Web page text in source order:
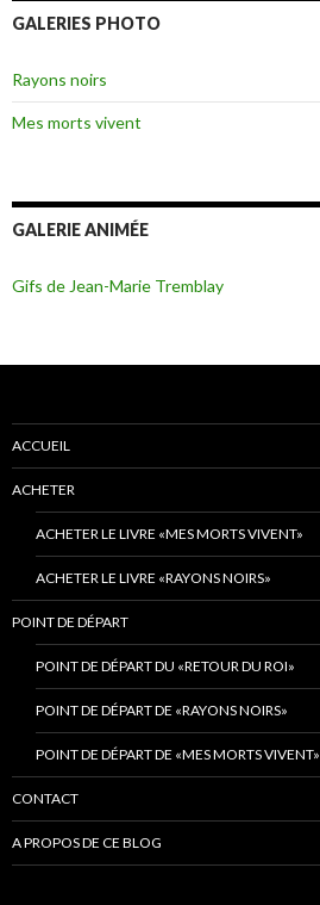
GALERIES PHOTO
Rayons noirs
Mes morts vivent
GALERIE ANIMÉE
Gifs de Jean-Marie Tremblay
ACCUEIL
ACHETER
ACHETER LE LIVRE «MES MORTS VIVENT»
ACHETER LE LIVRE «RAYONS NOIRS»
POINT DE DÉPART
POINT DE DÉPART DU «RETOUR DU ROI»
POINT DE DÉPART DE «RAYONS NOIRS»
POINT DE DÉPART DE «MES MORTS VIVENT»
CONTACT
A PROPOS DE CE BLOG